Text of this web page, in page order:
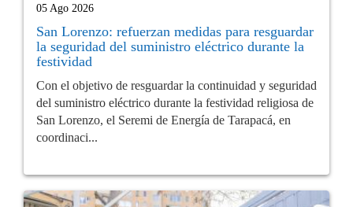
05 Ago 2026
San Lorenzo: refuerzan medidas para resguardar
la seguridad del suministro eléctrico durante la
festividad
Con el objetivo de resguardar la continuidad y seguridad
del suministro eléctrico durante la festividad religiosa de
San Lorenzo, el Seremi de Energía de Tarapacá, en
coordinaci...